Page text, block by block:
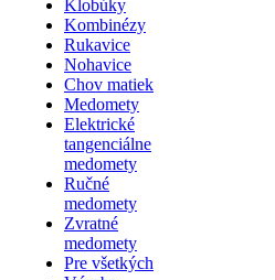
Klobúky
Kombinézy
Rukavice
Nohavice
Chov matiek
Medomety
Elektrické
tangenciálne
medomety
Ručné
medomety
Zvratné
medomety
Pre všetkých